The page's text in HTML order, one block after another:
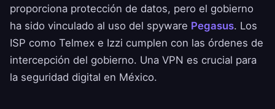
proporciona protección de datos, pero el gobierno
ha sido vinculado al uso del spyware Pegasus. Los
ISP como Telmex e Izzi cumplen con las órdenes de
intercepción del gobierno. Una VPN es crucial para
la seguridad digital en México.